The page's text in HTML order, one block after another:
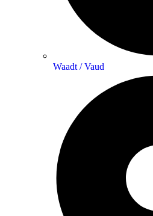
Waadt / Vaud